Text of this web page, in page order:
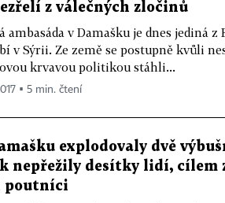
z válečných zločinů
ambasáda v Damašku je dnes jediná z
v Sýrii. Ze země se postupně kvůli
krvavou politikou stáhli...
▪ 5 min. čtení
explodovaly dvě
nepřežily desítky lidí, cílem
poutníci